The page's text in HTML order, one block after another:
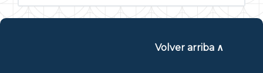
Volver arriba ∧